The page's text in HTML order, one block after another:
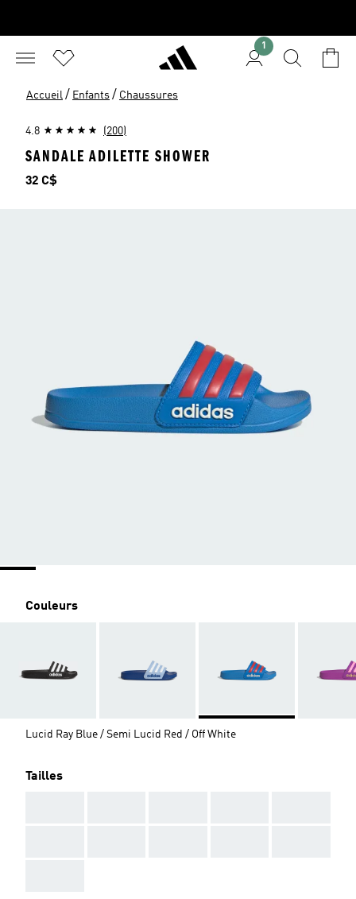
1
Accueil / Enfants / Chaussures
4.8 (200)
SANDALE ADILETTE SHOWER
Prix
32 C$
Couleurs
Lucid Ray Blue / Semi Lucid Red / Off White
Tailles